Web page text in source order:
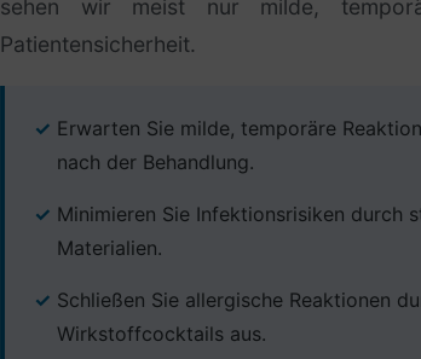
sehen wir meist nur milde,
Patientensicherheit.
Erwarten Sie milde, temporäre
nach der Behandlung.
Minimieren Sie Infektionsrisiken durch
Materialien.
Schließen Sie allergische Reaktionen
Wirkstoffcocktails aus.